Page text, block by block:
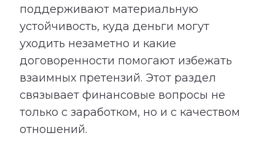
поддерживают материальную
устойчивость, куда деньги могут
уходить незаметно и какие
договоренности помогают избежать
взаимных претензий. Этот раздел
связывает финансовые вопросы не
только с заработком, но и с качеством
отношений.